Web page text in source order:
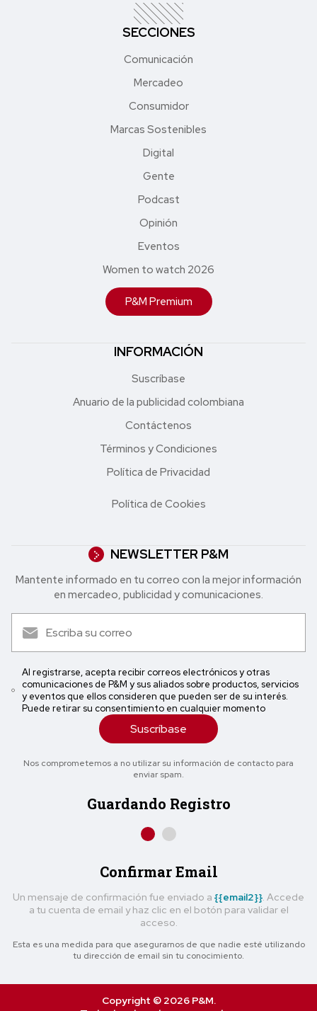
SECCIONES
Comunicación
Mercadeo
Consumidor
Marcas Sostenibles
Digital
Gente
Podcast
Opinión
Eventos
Women to watch 2026
P&M Premium
INFORMACIÓN
Suscríbase
Anuario de la publicidad colombiana
Contáctenos
Términos y Condiciones
Política de Privacidad
Política de Cookies
NEWSLETTER P&M
Mantente informado en tu correo con la mejor in formación
en mercadeo, publicidad y comunicaciones.
Al registrarse, acepta recibir correos electrónicos y otras
comunicaciones de P&M y sus aliados sobre productos, servicios
y eventos que ellos consideren que pueden ser de su interés.
Puede retirar su consentimiento en cualquier momento
Suscríbase
Nos comprometemos a no utilizar su información de contacto para
enviar spam.
Guardando Registro
Confirmar Email
Un mensaje de confirmación fue enviado a {{email2}} . Accede
a tu cuenta de email y haz clic en el botón para validar el
acceso.
Esta es una medida para que asegurarnos de que nadie esté utilizando
tu dirección de email sin tu conocimiento.
Copyright © 2026 P&M.